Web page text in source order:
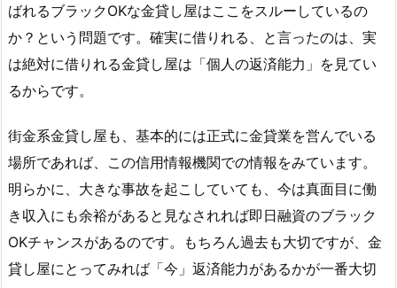
ばれるブラックOKな金貸し屋はここをスルーしているの
か？という問題です。確実に借りれる、と言ったのは、実
は絶対に借りれる金貸し屋は「個人の返済能力」を見てい
るからです。
街金系金貸し屋も、基本的には正式に金貸業を営んでいる
場所であれば、この信用情報機関での情報をみています。
明らかに、大きな事故を起こしていても、今は真面目に働
き収入にも余裕があると見なされれば即日融資のブラック
OKチャンスがあるのです。もちろん過去も大切ですが、金
貸し屋にとってみれば「今」返済能力があるかが一番大切